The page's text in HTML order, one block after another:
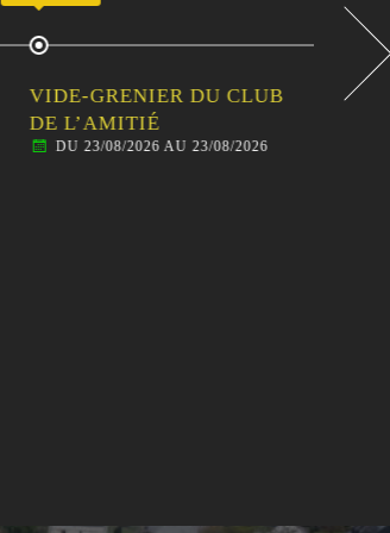
VIDE-GRENIER DU CLUB
DE L’AMITIÉ
DU 23/08/2026 AU 23/08/2026